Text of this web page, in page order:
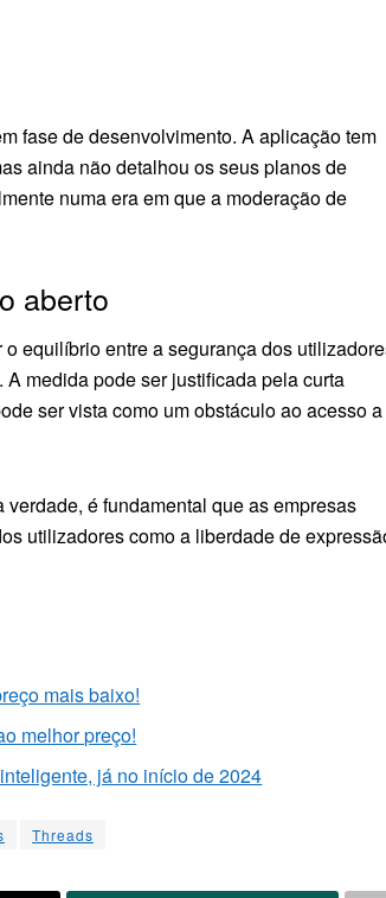
fase de desenvolvimento. A aplicação tem
ainda não detalhou os seus planos de
numa era em que a moderação de
aberto
equilíbrio entre a segurança dos
medida pode ser justificada pela curta
ser vista como um obstáculo ao acesso a
é fundamental que as empresas
utilizadores como a liberdade de
mais baixo!
melhor preço!
já no início de 2024
Threads